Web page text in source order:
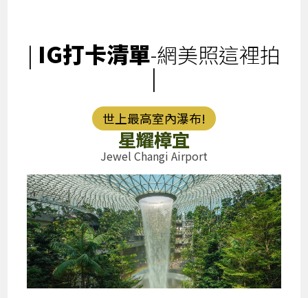
| IG打卡清單-網美照這裡拍
|
世上最高室內瀑布!
星耀樟宜
Jewel Changi Airport